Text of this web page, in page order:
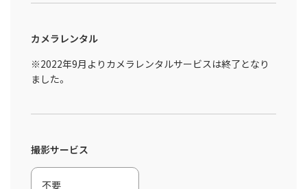
カメラレンタル
※2022年9月よりカメラレンタルサービスは終了となり
ました。
撮影サービス